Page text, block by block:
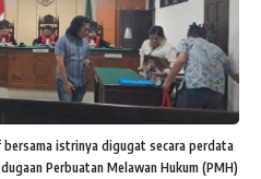
istrinya digugat secara perdata
Perbuatan Melawan Hukum (PMH)